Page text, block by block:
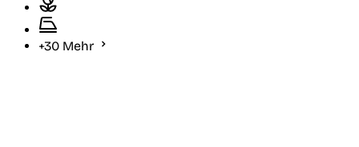
+30 Mehr